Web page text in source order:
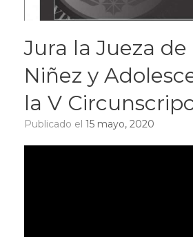
Jura la Jueza
Niñez y
la V
Publicado el 15 mayo, 2020